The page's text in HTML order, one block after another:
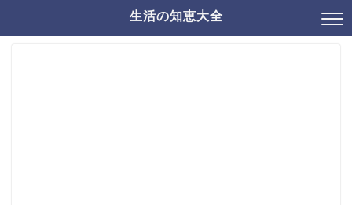
生活の知恵大全